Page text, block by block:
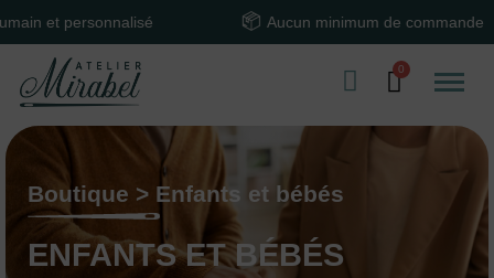
Aucun minimum de commande
Boutique > Enfants et bébés
ENFANTS ET BÉBÉS